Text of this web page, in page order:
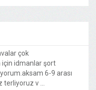
çok
idmanlar şort
6-9 arası
v ...